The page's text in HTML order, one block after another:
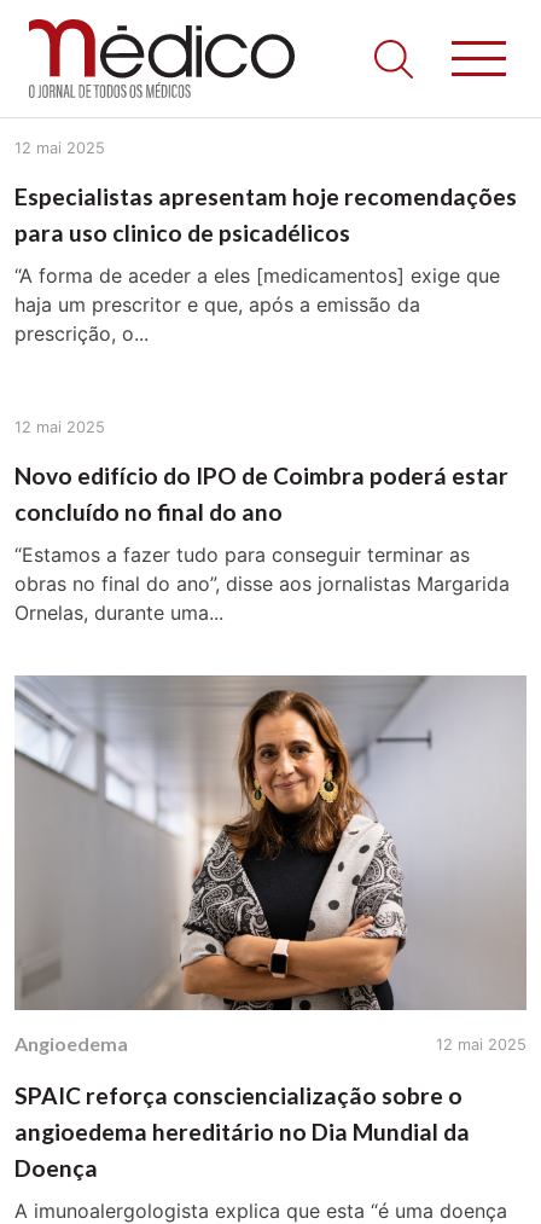
content
Jornal Médico
Médico – O Jornal de Todos os Médicos. Onde as notícias
realmente contam! Tudo o que se passa na Saúde!
12 mai 2025
Especialistas apresentam hoje recomendações
para uso clinico de psicadélicos
“A forma de aceder a eles [medicamentos] exige que
haja um prescritor e que, após a emissão da
prescrição, o...
12 mai 2025
Novo edifício do IPO de Coimbra poderá estar
concluído no final do ano
“Estamos a fazer tudo para conseguir terminar as
obras no final do ano”, disse aos jornalistas Margarida
Ornelas, durante uma...
Angioedema 12 mai 2025
SPAIC reforça consciencialização sobre o
angioedema hereditário no Dia Mundial da
Doença
A imunoalergologista explica que esta “é uma doença